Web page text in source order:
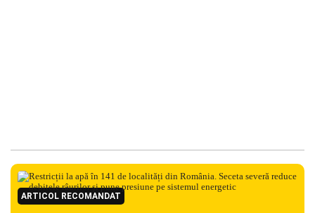
ARTICOL RECOMANDAT